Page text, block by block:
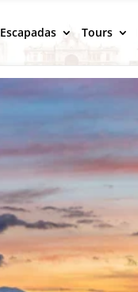
Escapadas Tours